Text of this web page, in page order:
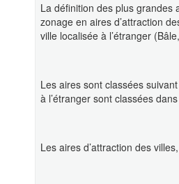
La définition des plus grandes
zonage en aires d’attraction
ville localisée à l’étranger
Les aires sont classées
à l’étranger sont classées
Les aires d’attraction des